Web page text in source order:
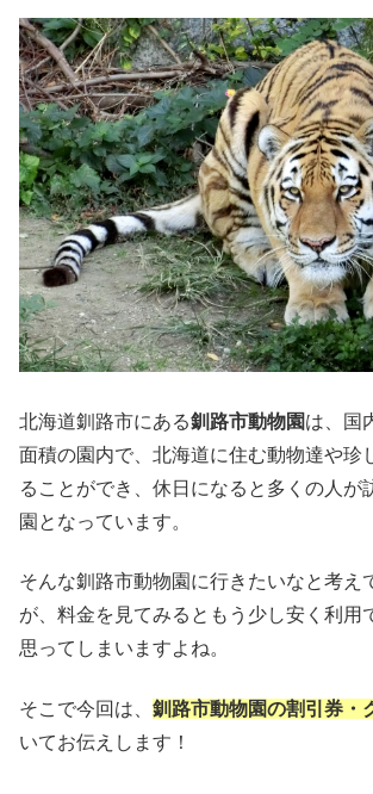
北海道釧路市にある釧路市動物園は、国
面積の園内で、北海道に住む動物達や珍
ることができ、休日になると多くの人が
園となっています。
そんな釧路市動物園に行きたいなと考え
が、料金を見てみるともう少し安く利用
思ってしまいますよね。
そこで今回は、 釧路市動物園の割引券・
いてお伝えします！